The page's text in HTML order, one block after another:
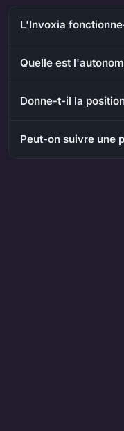
L'Invoxia
Quelle est
Donne-t-il la
Peut-on suivre une